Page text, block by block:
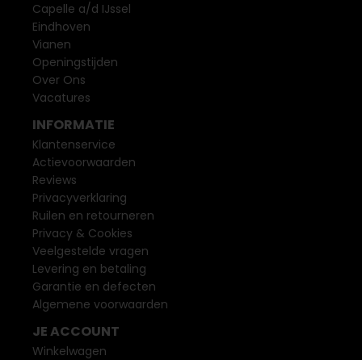
Capelle a/d IJssel
Eindhoven
Vianen
Openingstijden
Over Ons
Vacatures
INFORMATIE
Klantenservice
Actievoorwaarden
Reviews
Privacyverklaring
Ruilen en retourneren
Privacy & Cookies
Veelgestelde vragen
Levering en betaling
Garantie en defecten
Algemene voorwaarden
JE ACCOUNT
Winkelwagen